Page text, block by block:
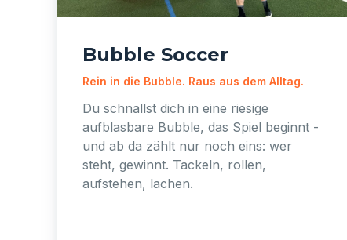
Bubble Soccer
Rein in die Bubble. Raus aus dem Alltag.
Du schnallst dich in eine riesige
aufblasbare Bubble, das Spiel beginnt -
und ab da zählt nur noch eins: wer
steht, gewinnt. Tackeln, rollen,
aufstehen, lachen.